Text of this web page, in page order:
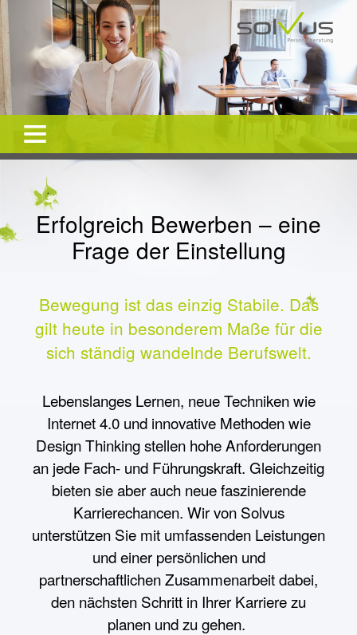
Erfolgreich Bewerben – eine
Frage der Einstellung
Bewegung ist das einzig Stabile. Das
gilt heute in besonderem Maße für die
sich ständig wandelnde Berufswelt.
Lebenslanges Lernen, neue Techniken wie
Internet 4.0 und innovative Methoden wie
Design Thinking stellen hohe Anforderungen
an jede Fach- und Führungskraft. Gleichzeitig
bieten sie aber auch neue faszinierende
Karrierechancen. Wir von Solvus
unterstützen Sie mit umfassenden Leistungen
und einer persönlichen und
partnerschaftlichen Zusammenarbeit dabei,
den nächsten Schritt in Ihrer Karriere zu
planen und zu gehen.